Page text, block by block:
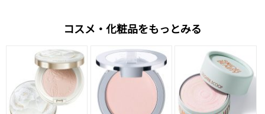
コスメ・化粧品をもっとみる